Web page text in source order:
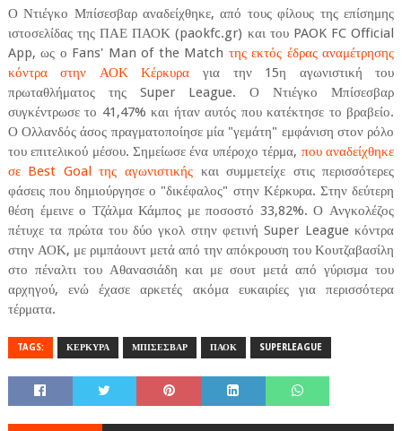
Ο Ντιέγκο Μπίσεσβαρ αναδείχθηκε, από τους φίλους της επίσημης
ιστοσελίδας της ΠΑΕ ΠΑΟΚ (paokfc.gr) και του PAOK FC Official
App, ως ο Fans' Man of the Match της εκτός έδρας αναμέτρησης
κόντρα στην ΑΟΚ Κέρκυρα για την 15η αγωνιστική του
πρωταθλήματος της Super League. Ο Ντιέγκο Μπίσεσβαρ
συγκέντρωσε το 41,47% και ήταν αυτός που κατέκτησε το βραβείο.
Ο Ολλανδός άσος πραγματοποίησε μία "γεμάτη" εμφάνιση στον ρόλο
του επιτελικού μέσου. Σημείωσε ένα υπέροχο τέρμα, που αναδείχθηκε
σε Best Goal της αγωνιστικής και συμμετείχε στις περισσότερες
φάσεις που δημιούργησε ο "δικέφαλος" στην Κέρκυρα. Στην δεύτερη
θέση έμεινε ο Τζάλμα Κάμπος με ποσοστό 33,82%. Ο Ανγκολέζος
πέτυχε τα πρώτα του δύο γκολ στην φετινή Super League κόντρα
στην ΑΟΚ, με ριμπάουντ μετά από την απόκρουση του Κουτζαβασίλη
στο πέναλτι του Αθανασιάδη και με σουτ μετά από γύρισμα του
αρχηγού, ενώ έχασε αρκετές ακόμα ευκαιρίες για περισσότερα
τέρματα.
TAGS: ΚΕΡΚΥΡΑ ΜΠΙΣΕΣΒΑΡ ΠΑΟΚ SUPERLEAGUE